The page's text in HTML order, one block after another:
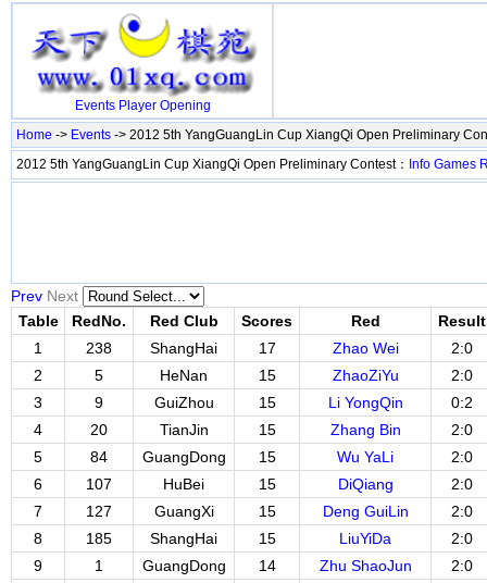
Events Player Opening
Home -> Events -> 2012 5th YangGuangLin Cup XiangQi Open Preliminary
2012 5th YangGuangLin Cup XiangQi Open Preliminary Contest： Info Games
Prev Next
Table
RedNo. Red Club Scores Red
Result
1
238 ShangHai 17 Zhao Wei
2:0
2
5 HeNan 15 ZhaoZiYu
2:0
3
9 GuiZhou 15 Li YongQin
0:2
4
20 TianJin 15 Zhang Bin
2:0
5
84 GuangDong 15 Wu YaLi
2:0
6
107 HuBei 15 DiQiang
2:0
7
127 GuangXi 15 Deng GuiLin
2:0
8
185 ShangHai 15 LiuYiDa
2:0
9
1 GuangDong 14 Zhu ShaoJun
2:0